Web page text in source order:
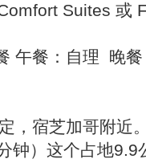
Suites 或
午餐：自理 晚
，宿芝加哥附近
钟）这个占地